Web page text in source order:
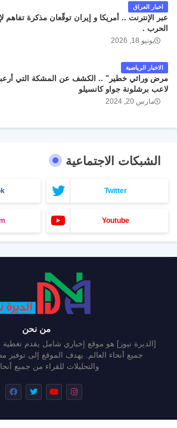
اخبار العراق
عبر الإنترنت .. أمريكا و إيران توقّعان مذكرة تفاهم
الحرب .
يونيو 18, 2026
الاخبار الرياضية
مرض وراثي خطير" .. الكشف عن المشكة التي
لاعب برشلونة جواو كانسيلو
مارس 20, 2024
الشبكات الاجتماعية
Twitter
Youtube
من نحن
[الديرة نيوز] هو موقع إخباري شامل يقدم تغطية
جميع أنحاء العالم. يهدف الموقع إلى توفير
والتحليلات للقراء من جميع